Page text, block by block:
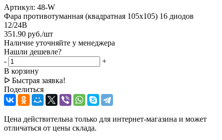
Артикул: 48-W
Фара противотуманная (квадратная 105x105) 16 диодов
12/24В
351.90 руб./шт
Наличие уточняйте у менеджера
Нашли дешевле?
-
+
В корзину
ᐅ Быстрая заявка!
Поделиться
Цена действительна только для интернет-магазина и может
отличаться от цены склада.